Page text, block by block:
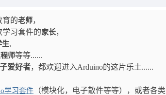
育的老师，
习套件的家长，
生,
师等等......
爱好者，都欢迎进入Arduino的这片乐土......
学习套件 （模块化，电子散件等等），或者各